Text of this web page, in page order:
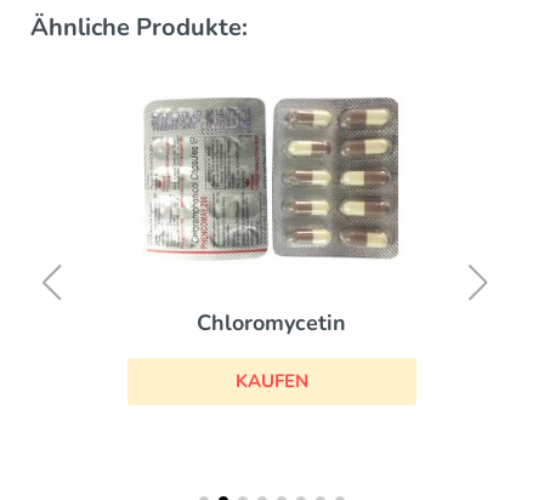
Ähnliche Produkte:
Chloromycetin
KAUFEN